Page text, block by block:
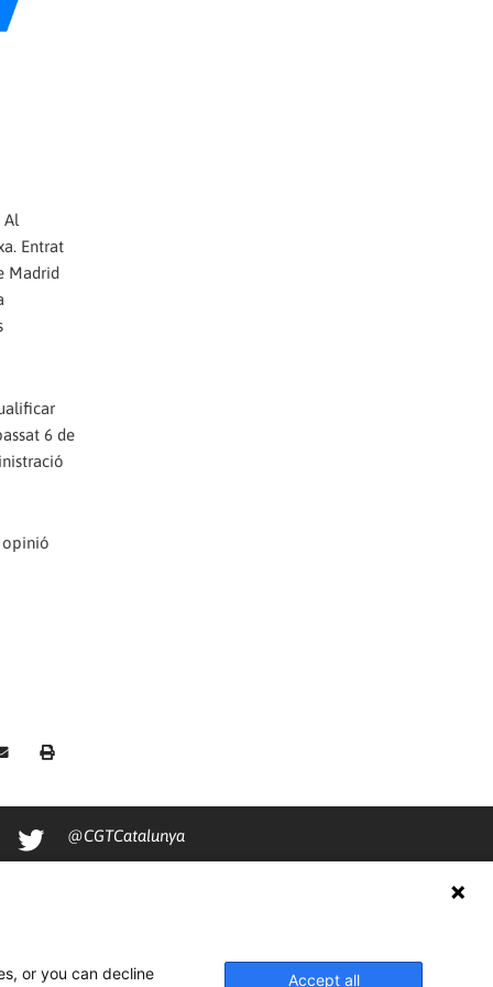
Al
Entrat
Madrid
6 de
opinió
@CGTCatalunya
or you can decline Accept all